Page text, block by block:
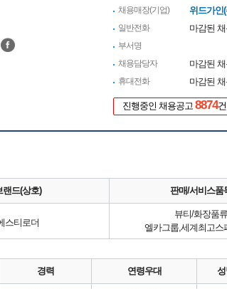
채용매장(기업) 위드가인(
일반전화 마감된
부서명
채용담당자
마감된
휴대전화 마감된
진행중인 채용공고 8874건
랜드(상호) 판매/서비스품
스티로더
뷰티/화장품류
엘카그룹,세계최고스
경력 연령우대